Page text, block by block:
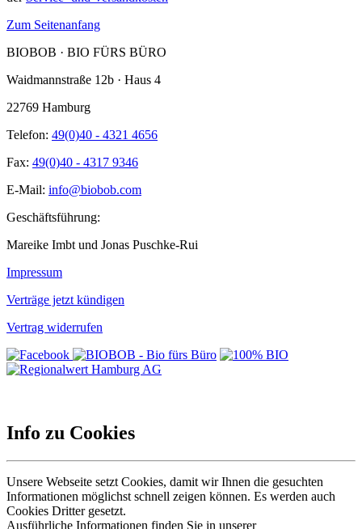
Zum Seitenanfang
BIOBOB · BIO FÜRS BÜRO
Waidmannstraße 12b · Haus 4
22769 Hamburg
Telefon: 49(0)40 - 4321 4656
Fax: 49(0)40 - 4317 9346
E-Mail: info@biobob.com
Geschäftsführung:
Mareike Imbt und Jonas Puschke-Rui
Impressum
Verträge jetzt kündigen
Vertrag widerrufen
Info zu Cookies
Unsere Webseite setzt Cookies, damit wir Ihnen die gesuchten
Informationen möglichst schnell zeigen können. Es werden auch
Cookies Dritter gesetzt.
Ausführliche Informationen finden Sie in unserer